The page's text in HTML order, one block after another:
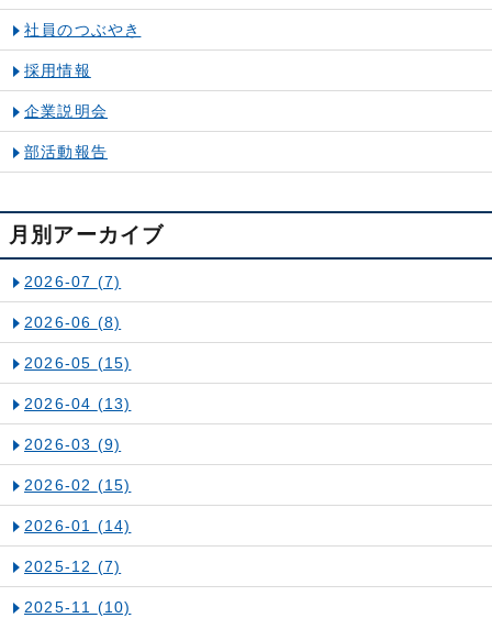
社員のつぶやき
採用情報
企業説明会
部活動報告
月別アーカイブ
2026-07 (7)
2026-06 (8)
2026-05 (15)
2026-04 (13)
2026-03 (9)
2026-02 (15)
2026-01 (14)
2025-12 (7)
2025-11 (10)